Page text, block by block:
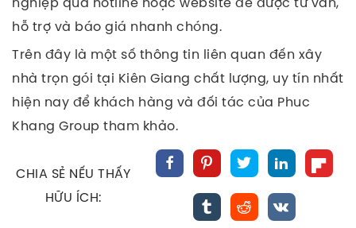
hỗ trợ và báo giá nhanh chóng.
Trên đây là một số thông tin liên quan đến xây
nhà trọn gói tại Kiên Giang chất lượng, uy tín nhất
hiện nay để khách hàng và đối tác của Phuc
Khang Group tham khảo.
CHIA SẺ NẾU THẤY
HỮU ÍCH: